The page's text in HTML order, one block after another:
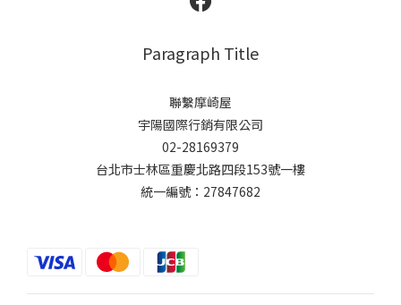
Paragraph Title
聯繫摩崎屋
宇陽國際行銷有限公司
02-28169379
台北市士林區重慶北路四段153號一樓
統一編號：27847682